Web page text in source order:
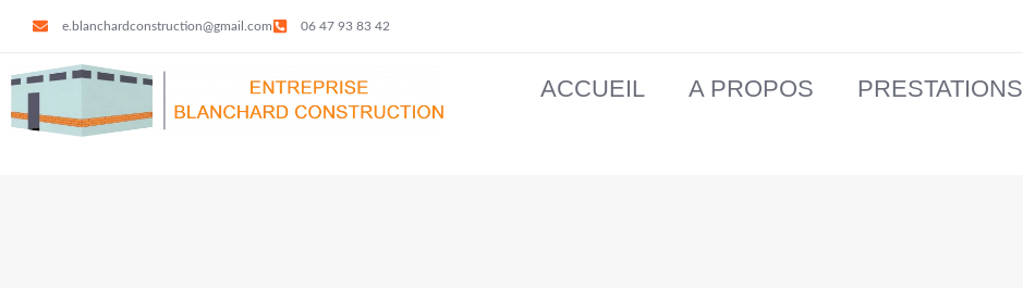
e.blanchardconstruction@gmail.com 06 47 93 83 42
ACCUEIL A PROPOS PRESTATIONS